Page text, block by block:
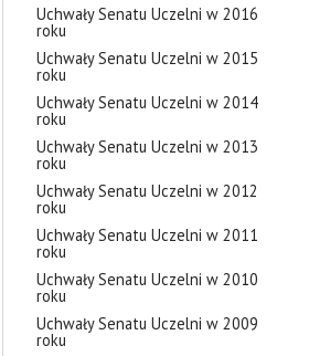
Uchwały Senatu Uczelni w 2016
roku
Uchwały Senatu Uczelni w 2015
roku
Uchwały Senatu Uczelni w 2014
roku
Uchwały Senatu Uczelni w 2013
roku
Uchwały Senatu Uczelni w 2012
roku
Uchwały Senatu Uczelni w 2011
roku
Uchwały Senatu Uczelni w 2010
roku
Uchwały Senatu Uczelni w 2009
roku